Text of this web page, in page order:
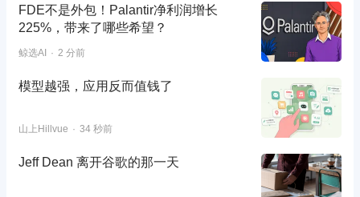
FDE不是外包！Palantir净利润增长
225%，带来了哪些希望？
鲸选AI 2 分前
模型越强，应用反而值钱了
山上Hillvue 34 秒前
Jeff Dean 离开谷歌的那一天